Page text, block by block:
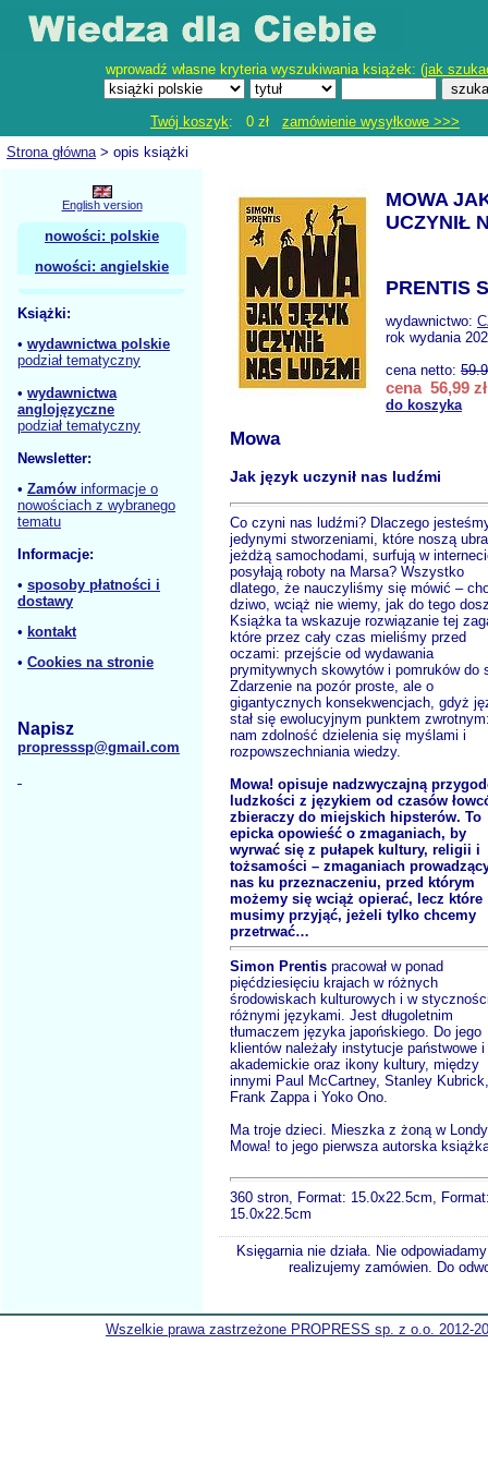
wprowadź własne kryteria wyszukiwania książek: (jak
Twój koszyk: 0 zł zamówienie wysyłkowe >>>
Strona główna> opis książki
English version
nowości: polskie
nowości: angielskie
Książki:
• wydawnictwa polskie
podział tematyczny
• wydawnictwa
anglojęzyczne
podział tematyczny
Newsletter:
• Zamów informacje o
nowościach z wybranego
tematu
Informacje:
• sposoby płatności i
dostawy
• kontakt
• Cookies na stronie
Napisz
propresssp@gmail.com
MOWA
UCZYNIŁ
PRENTIS
wydawnictwo:
rok wydania
cena netto:
cena 56,99 zł
do koszyka
Mowa
Jak język uczynił nas ludźmi
Co czyni nas ludźmi? Dlaczego
jedynymi stworzeniami, które noszą
jeżdżą samochodami, surfują w
posyłają roboty na Marsa? Wszystko
dlatego, że nauczyliśmy się mówić –
dziwo, wciąż nie wiemy, jak do tego
Książka ta wskazuje rozwiązanie tej
które przez cały czas mieliśmy przed
oczami: przejście od wydawania
prymitywnych skowytów i pomruków do
Zdarzenie na pozór proste, ale o
gigantycznych konsekwencjach, gdyż
stał się ewolucyjnym punktem
nam zdolność dzielenia się myślami i
rozpowszechniania wiedzy.
Mowa! opisuje nadzwyczajną
ludzkości z językiem od czasów
zbieraczy do miejskich hipsterów. To
epicka opowieść o zmaganiach, by
wyrwać się z pułapek kultury, religii i
tożsamości – zmaganiach
nas ku przeznaczeniu, przed którym
możemy się wciąż opierać, lecz które
musimy przyjąć, jeżeli tylko chcemy
przetrwać…
Simon Prentis pracował w ponad
pięćdziesięciu krajach w różnych
środowiskach kulturowych i w
różnymi językami. Jest długoletnim
tłumaczem języka japońskiego. Do jego
klientów należały instytucje państwowe i
akademickie oraz ikony kultury, między
innymi Paul McCartney, Stanley Kubrick,
Frank Zappa i Yoko Ono.
Ma troje dzieci. Mieszka z żoną w
Mowa! to jego pierwsza autorska
360 stron, Format: 15.0x22.5cm,
15.0x22.5cm
Księgarnia nie działa. Nie
realizujemy zamówien. Do
Wszelkie prawa zastrzeżone PROPRESS sp. z o.o. 2012-